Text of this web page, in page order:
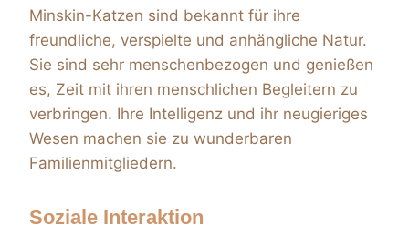
Minskin-Katzen sind bekannt für ihre
freundliche, verspielte und anhängliche Natur.
Sie sind sehr menschenbezogen und genießen
es, Zeit mit ihren menschlichen Begleitern zu
verbringen. Ihre Intelligenz und ihr neugieriges
Wesen machen sie zu wunderbaren
Familienmitgliedern.
Soziale Interaktion